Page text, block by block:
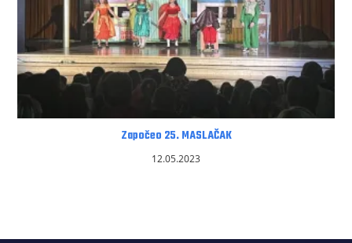
Započeo 25. MASLAČAK
12.05.2023